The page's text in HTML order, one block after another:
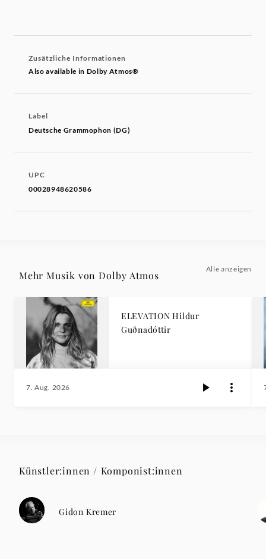
Zusätzliche Informationen
Also available in Dolby Atmos®
Label
Deutsche Grammophon (DG)
UPC
00028948620586
Mehr Musik von Dolby Atmos
Alle anzeigen
ELEVATION Hildur
Guðnadóttir
7. Aug. 2026
Künstler:innen / Komponist:innen
Gidon Kremer